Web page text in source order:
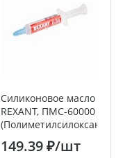
Силиконовое масло
REXANT, ПМС-60000
(Полиметилсилоксан),
2 мл, шприц,
«Демпферное»
149.39 ₽/шт